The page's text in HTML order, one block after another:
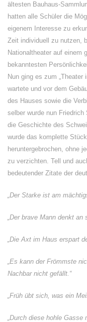
ältesten Bauhaus-
hatten alle Schüler die
eigenem Interesse zu
Zeit individuell zu nutzen,
Nationaltheater auf einem
bekanntesten
Nun ging es zum „Theater
wartete und vor dem
des Hauses sowie die
selber wurde nun Friedrich
die Geschichte des
wurde das komplette
heruntergebrochen, ohne
zu verzichten. Tell und
bedeutender Zitate der
„Der Starke ist am
„Der brave Mann denkt an
„Die Axt im Haus erspart
„Es kann der Frömmste
Nachbar nicht gefällt.“
„Früh übt sich, was ein
„Durch diese hohle Gasse